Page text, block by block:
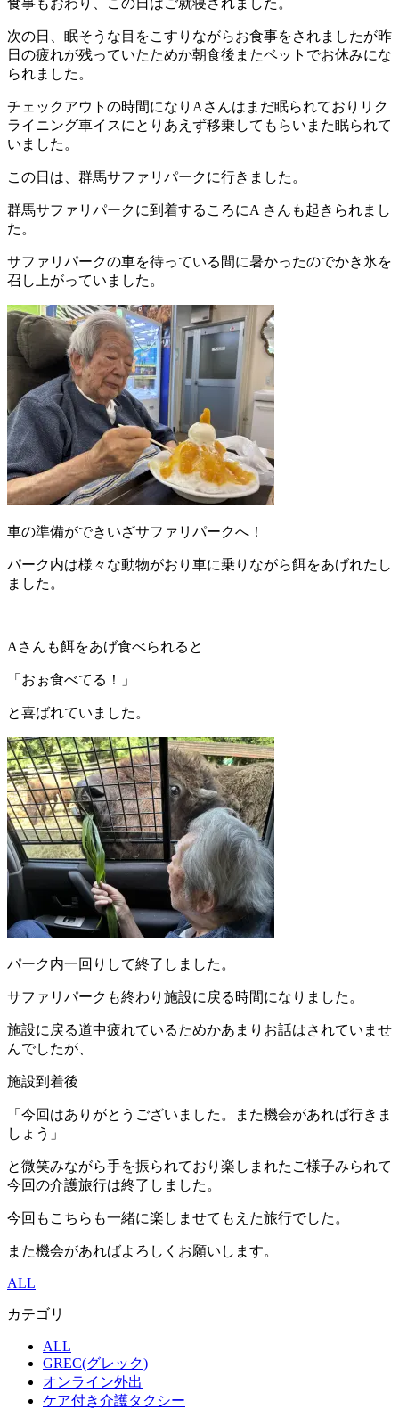
次の日、眠そうな目をこすりながらお食事をされましたが昨
日の疲れが残っていたためか朝食後またベットでお休みにな
られました。
チェックアウトの時間になりAさんはまだ眠られておりリク
ライニング車イスにとりあえず移乗してもらいまた眠られて
いました。
この日は、群馬サファリパークに行きました。
群馬サファリパークに到着するころにA さんも起きられまし
た。
サファリパークの車を待っている間に暑かったのでかき氷を
召し上がっていました。
車の準備ができいざサファリパークへ！
パーク内は様々な動物がおり車に乗りながら餌をあげれたし
ました。
Aさんも餌をあげ食べられると
「おぉ食べてる！」
と喜ばれていました。
パーク内一回りして終了しました。
サファリパークも終わり施設に戻る時間になりました。
施設に戻る道中疲れているためかあまりお話はされていませ
んでしたが、
施設到着後
「今回はありがとうございました。また機会があれば行きま
しょう」
と微笑みながら手を振られており楽しまれたご様子みられて
今回の介護旅行は終了しました。
今回もこちらも一緒に楽しませてもえた旅行でした。
また機会があればよろしくお願いします。
ALL
カテゴリ
ALL
GREC(グレック)
オンライン外出
ケア付き介護タクシー